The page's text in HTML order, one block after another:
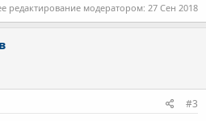
редактирование модератором: 27 Сен 2018
#3